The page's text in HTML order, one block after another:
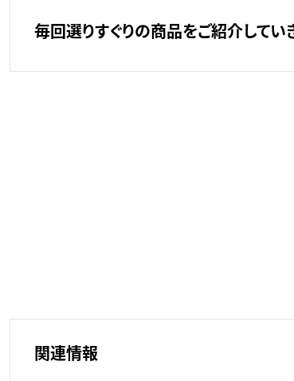
毎回選りすぐりの商品をご紹介していき
関連情報